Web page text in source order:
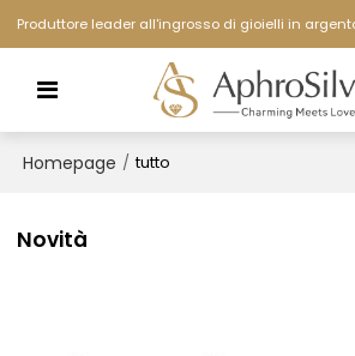
Produttore leader all'ingrosso di gioielli in
Homepage / tutto
Novità